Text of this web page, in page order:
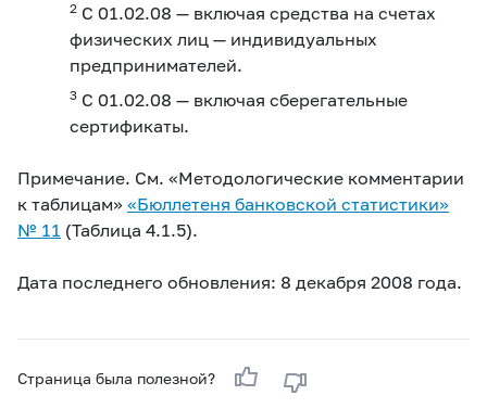
2 С 01.02.08 — включая средства на счетах
физических лиц — индивидуальных
предпринимателей.
3 С 01.02.08 — включая сберегательные
сертификаты.
Примечание. См. «Методологические комментарии
к таблицам» «Бюллетеня банковской статистики»
№ 11 (Таблица 4.1.5).
Дата последнего обновления: 8 декабря 2008 года.
Страница была полезной?